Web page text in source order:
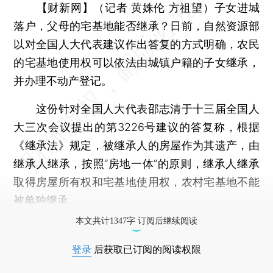
【财新网】（记者 黄姝伦 方祖望） 子女进城
落户，父母的宅基地能否继承？日前，自然资源部
以对全国人大代表建议作出答复的方式明确，农民
的宅基地使用权可以依法由城镇户籍的子女继承，
并办理不动产登记。
这份针对全国人大代表邵志清于十三届全国人
大三次会议提出的第3226号建议的答复称，根据
《继承法》规定，被继承人的房屋作为其遗产，由
继承人继承，按照“房地一体”的原则，继承人继承
取得房屋所有权和宅基地使用权，农村宅基地不能
被单独继承。
本文共计1347字 订阅后继续阅读
登录 后获取已订阅的阅读权限